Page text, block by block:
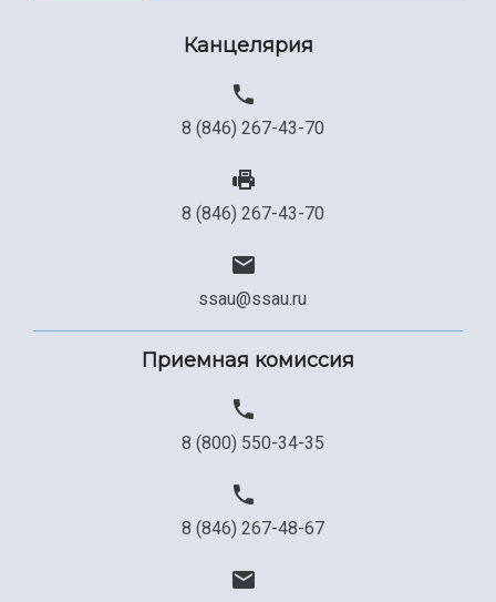
Канцелярия
8 (846) 267-43-70
8 (846) 267-43-70
ssau@ssau.ru
Приемная комиссия
8 (800) 550-34-35
8 (846) 267-48-67